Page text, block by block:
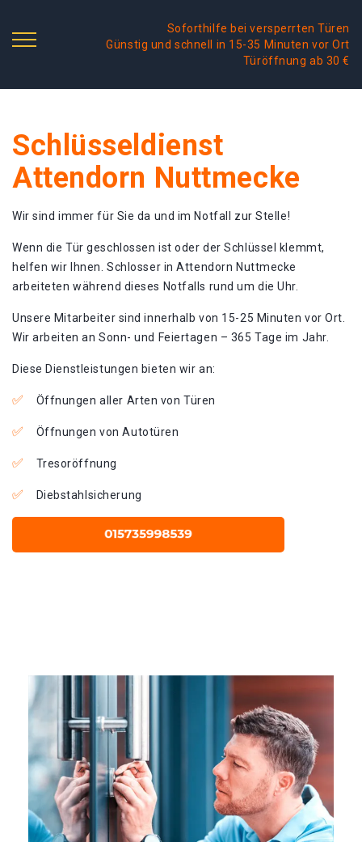
Soforthilfe bei versperrten Türen
Günstig und schnell in 15-35 Minuten vor Ort
Türöffnung ab 30 €
Schlüsseldienst
Attendorn Nuttmecke
Wir sind immer für Sie da und im Notfall zur Stelle!
Wenn die Tür geschlossen ist oder der Schlüssel klemmt,
helfen wir Ihnen. Schlosser in Attendorn Nuttmecke
arbeiteten während dieses Notfalls rund um die Uhr.
Unsere Mitarbeiter sind innerhalb von 15-25 Minuten vor Ort.
Wir arbeiten an Sonn- und Feiertagen – 365 Tage im Jahr.
Diese Dienstleistungen bieten wir an:
Öffnungen aller Arten von Türen
Öffnungen von Autotüren
Tresoröffnung
Diebstahlsicherung